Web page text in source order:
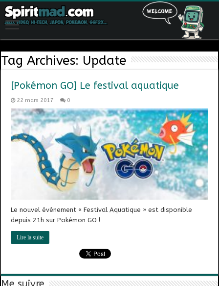
Tag Archives: Update
[Pokémon GO] Le festival aquatique
22 mars 2017 0
Le nouvel événement « Festival Aquatique » est disponible
depuis 21h sur Pokémon GO !
Lire la suite
Me suivre